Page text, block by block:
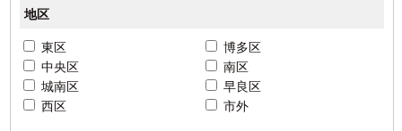
地区
東区
博多区
中央区
南区
城南区
早良区
西区
市外